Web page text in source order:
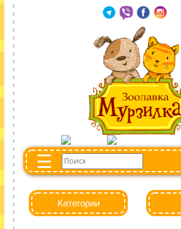
☰
Категории